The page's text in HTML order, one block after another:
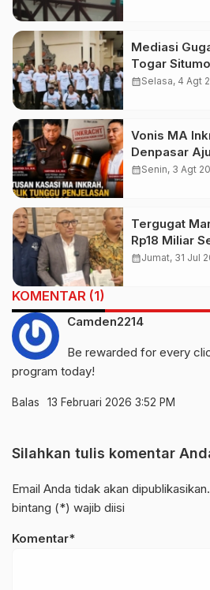
Mediasi
Togar
Media Pilih
calendar_monthSelasa, 4 Agt
Vonis MA
Denpasar
Budiman
calendar_monthSenin, 3 Agt
Tergugat
Rp18 Miliar
calendar_monthJumat, 31 Jul
KOMENTAR (1)
Camden2214
Be rewarded for every
program today!
Balas 13 Februari 2026 3:52 PM
Silahkan tulis komentar
Email Anda tidak akan
bintang (*) wajib diisi
Komentar*